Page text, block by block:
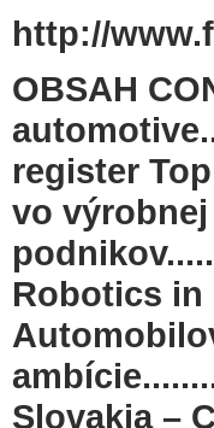
http://
OBSAH
register
vo
Robotics in
Slovakia –